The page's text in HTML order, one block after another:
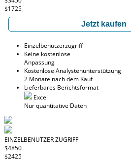
$1725
Jetzt kaufen
Einzelbenutzerzugriff
Keine kostenlose
Anpassung
Kostenlose Analystenunterstützung
2 Monate nach dem Kauf
Lieferbares Berichtsformat
Excel
Nur quantitative Daten
EINZELBENUTZER ZUGRIFF
$4850
$2425